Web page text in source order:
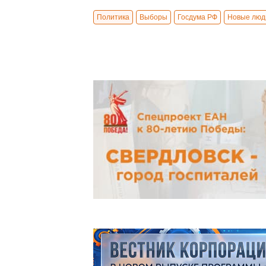
Политика Выборы Госдума РФ Новые